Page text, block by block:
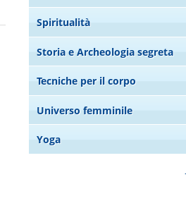
Spiritualità
Storia e Archeologia segreta
Tecniche per il corpo
Universo femminile
Yoga